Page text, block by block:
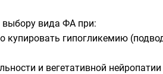
вида ФА при:
купировать гипогликемию
и вегетативной